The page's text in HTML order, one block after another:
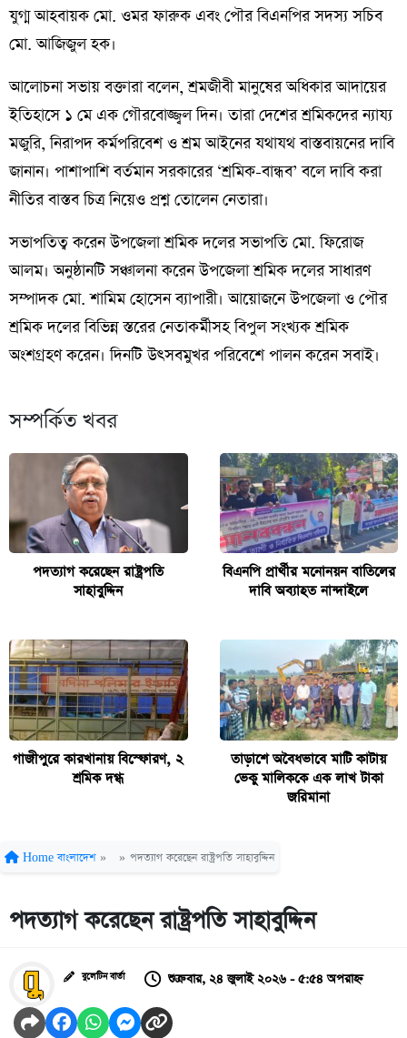
যুগ্ম আহবায়ক মো. ওমর ফারুক এবং পৌর বিএনপির সদস্য সচিব
মো. আজিজুল হক।
আলোচনা সভায় বক্তারা বলেন, শ্রমজীবী মানুষের অধিকার আদায়ের
ইতিহাসে ১ মে এক গৌরবোজ্জ্বল দিন। তারা দেশের শ্রমিকদের ন্যায্য
মজুরি, নিরাপদ কর্মপরিবেশ ও শ্রম আইনের যথাযথ বাস্তবায়নের দাবি
জানান। পাশাপাশি বর্তমান সরকারের ‘শ্রমিক-বান্ধব’ বলে দাবি করা
নীতির বাস্তব চিত্র নিয়েও প্রশ্ন তোলেন নেতারা।
সভাপতিত্ব করেন উপজেলা শ্রমিক দলের সভাপতি মো. ফিরোজ
আলম। অনুষ্ঠানটি সঞ্চালনা করেন উপজেলা শ্রমিক দলের সাধারণ
সম্পাদক মো. শামিম হোসেন ব্যাপারী। আয়োজনে উপজেলা ও পৌর
শ্রমিক দলের বিভিন্ন স্তরের নেতাকর্মীসহ বিপুল সংখ্যক শ্রমিক
অংশগ্রহণ করেন। দিনটি উৎসবমুখর পরিবেশে পালন করেন সবাই।
সম্পর্কিত খবর
পদত্যাগ করেছেন রাষ্ট্রপতি
সাহাবুদ্দিন
বিএনপি প্রার্থীর মনোনয়ন বাতিলের
দাবি অব্যাহত নান্দাইলে
গাজীপুরে কারখানায় বিস্ফোরণ, ২
শ্রমিক দগ্ধ
তাড়াশে অবৈধভাবে মাটি কাটায়
ভেকু মালিককে এক লাখ টাকা
জরিমানা
Home বাংলাদেশ » » পদত্যাগ করেছেন রাষ্ট্রপতি সাহাবুদ্দিন
পদত্যাগ করেছেন রাষ্ট্রপতি সাহাবুদ্দিন
বুলেটিন বার্তা শুক্রবার, ২৪ জুলাই ২০২৬ - ৫:৫৪ অপরাহ্ন